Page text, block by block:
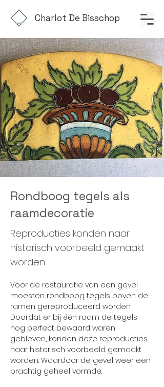
Charlot De Bisschop
Rondboog tegels als
raamdecoratie
Reproducties konden naar
historisch voorbeeld gemaakt
worden
Voor de restauratie van een gevel
moesten rondboog tegels boven de
ramen gereproduceerd worden.
Doordat er bij één raam de tegels
nog perfect bewaard waren
gebleven, konden deze reproducties
naar historisch voorbeeld gemaakt
worden. Waardoor de gevel weer een
prachtig geheel vormde.